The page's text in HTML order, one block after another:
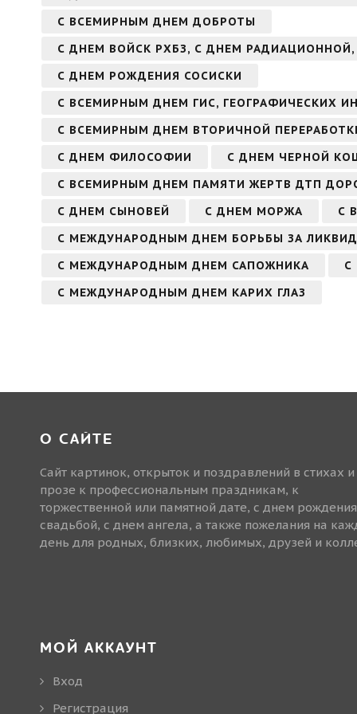
С ВСЕМИРНЫМ ДНЕМ ДОБРОТЫ
С ДНЕМ ВОЙСК РХБЗ, С ДНЕМ
С ДНЕМ РОЖДЕНИЯ СОСИСКИ
С ВСЕМИРНЫМ ДНЕМ ГИС, ГЕОГРАФИЧЕСКИХ
С ВСЕМИРНЫМ ДНЕМ ВТОРИЧНОЙ
С ДНЕМ ФИЛОСОФИИ
С ДНЕМ ЧЕРНОЙ
С ВСЕМИРНЫМ ДНЕМ ПАМЯТИ ЖЕРТВ ДТП
С ДНЕМ СЫНОВЕЙ
С ДНЕМ МОРЖА
С
С МЕЖДУНАРОДНЫМ ДНЕМ БОРЬБЫ ЗА
С МЕЖДУНАРОДНЫМ ДНЕМ САПОЖНИКА
С
С МЕЖДУНАРОДНЫМ ДНЕМ КАРИХ ГЛАЗ
О САЙТЕ
Сайт картинок, открыток и поздравлений в стихах и
прозе к профессиональным праздникам, к
торжественной или памятной дате, с днем
свадьбой, с днем ангела, а также пожелания на
день для родных, близких, любимых, друзей и
МОЙ АККАУНТ
Вход
Регистрация